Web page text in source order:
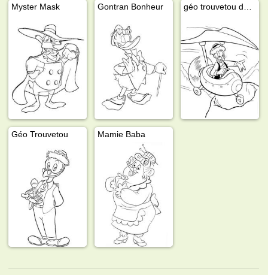
Myster Mask Gontran Bonheur
Géo Trouvetou Mamie Baba